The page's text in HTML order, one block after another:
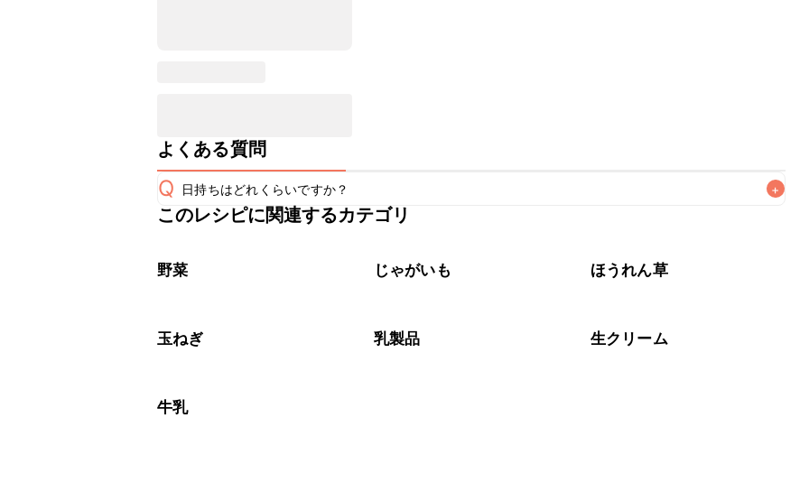
よくある質問
Q 日持ちはどれくらいですか？ +
保存期間は冷蔵で翌日中が目安です。なるべくお早めにお召し上がりください。
※日持ちは目安です。
このレシピに関連するカテゴリ
野菜 じゃがいも ほうれん草
玉ねぎ 乳製品 生クリーム
牛乳